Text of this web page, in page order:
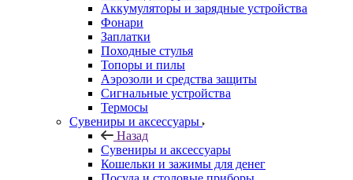
Аккумуляторы и зарядные устройства
Фонари
Заплатки
Походные стулья
Топоры и пилы
Аэрозоли и средства защиты
Сигнальные устройства
Термосы
Сувениры и аксессуары
Назад
Сувениры и аксессуары
Кошельки и зажимы для денег